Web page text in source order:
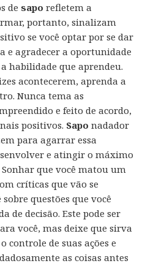
desapo refletem a
portanto, sinalizam
se você optar por se dar
e agradecer a oportunidade
habilidade que aprendeu.
acontecerem, aprenda a
Nunca tema as
e feito de acordo,
positivos. Sapo nadador
para agarrar essa
e atingir o máximo
que você matou um
críticas que vão se
questões que você
de decisão. Este pode ser
você, mas deixe que sirva
controle de suas ações e
as coisas antes